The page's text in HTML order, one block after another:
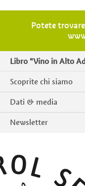
Potete
Libro "Vino in Alto
Scoprite chi siamo
Chi siamo
Contatto
Intranet
Dati & media
Comunicati stampa
Newsletter